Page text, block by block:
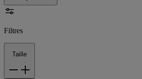
Filtres
Taille